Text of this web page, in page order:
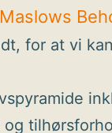
Maslows
for at vi